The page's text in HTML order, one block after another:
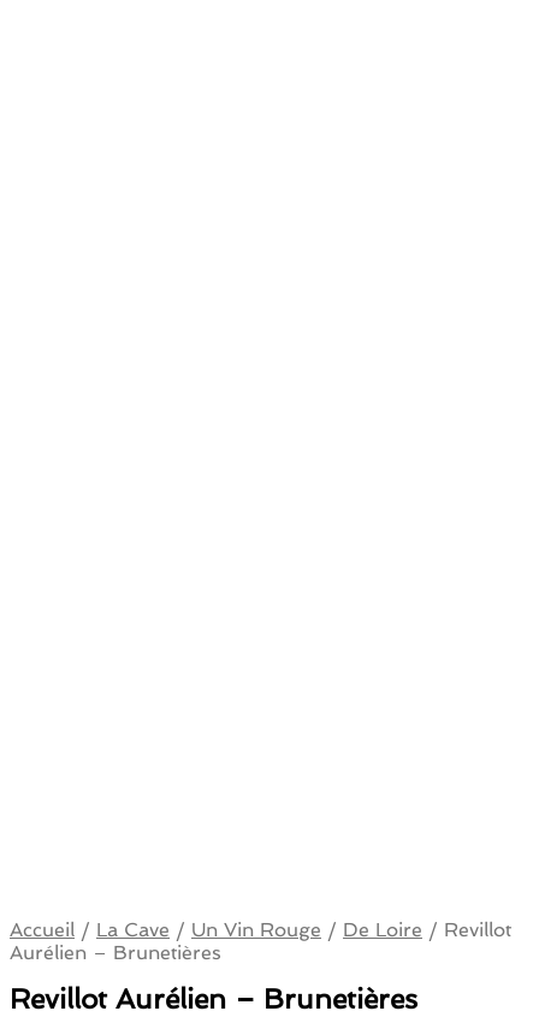
Accueil / La Cave / Un Vin Rouge / De Loire / Revillot
Aurélien – Brunetières
Revillot Aurélien – Brunetières